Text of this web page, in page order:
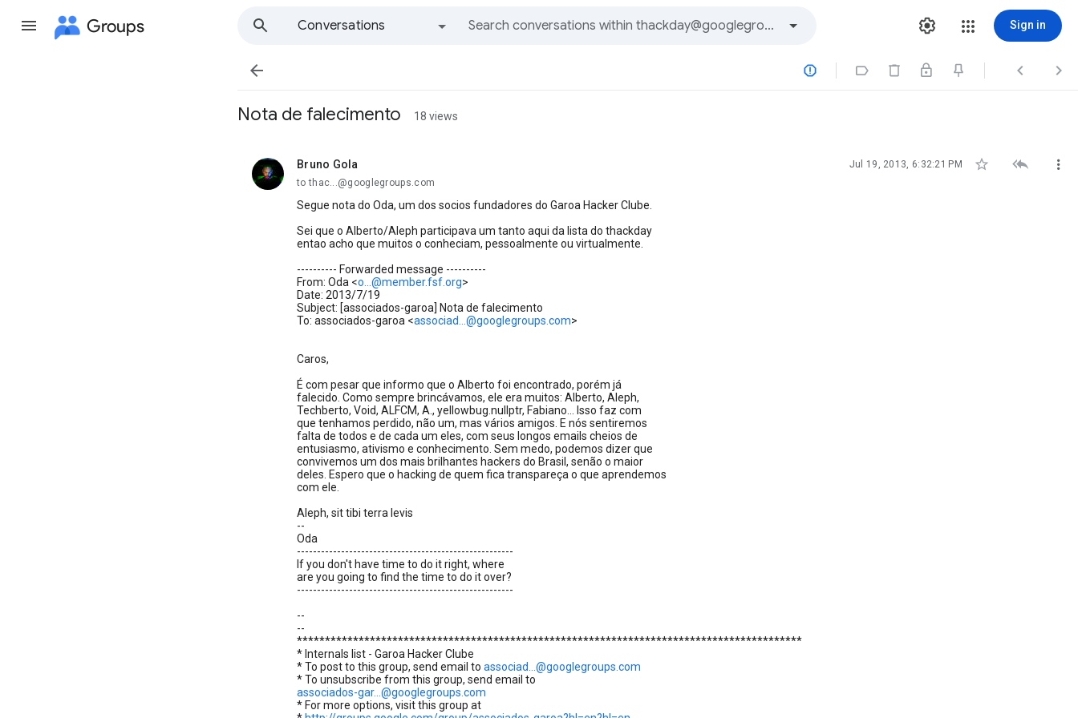
Groups
Conversations
Sign in
    
Nota de falecimento 18 views
Bruno Gola
unread, Jul 19, 2013, 6:32:21 PM   
to thac...@googlegroups.com
Segue nota do Oda, um dos socios fundadores do Garoa Hacker Clube.
Sei que o Alberto/Aleph participava um tanto aqui da lista do thackday
entao acho que muitos o conheciam, pessoalmente ou virtualmente.
---------- Forwarded message ----------
From: Oda <o...@member.fsf.org>
Date: 2013/7/19
Subject: [associados-garoa] Nota de falecimento
To: associados-garoa <associad...@googlegroups.com>
Caros,
É com pesar que informo que o Alberto foi encontrado, porém já
falecido. Como sempre brincávamos, ele era muitos: Alberto, Aleph,
Techberto, Void, ALFCM, A., yellowbug.nullptr, Fabiano... Isso faz com
que tenhamos perdido, não um, mas vários amigos. E nós sentiremos
falta de todos e de cada um eles, com seus longos emails cheios de
entusiasmo, ativismo e conhecimento. Sem medo, podemos dizer que
convivemos um dos mais brilhantes hackers do Brasil, senão o maior
deles. Espero que o hacking de quem fica transpareça o que aprendemos
com ele.
Aleph, sit tibi terra levis
--
Oda
------------------------------------------------------
If you don't have time to do it right, where
are you going to find the time to do it over?
------------------------------------------------------
--
--
******************************************************************************************
* Internals list - Garoa Hacker Clube
* To post to this group, send email to associad...@googlegroups.com
* To unsubscribe from this group, send email to
associados-gar...@googlegroups.com
* For more options, visit this group at